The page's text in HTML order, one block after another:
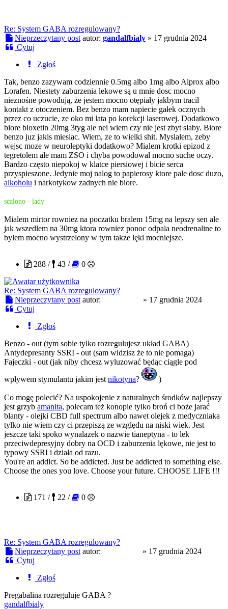
Re: System GABA rozregulowany?
Nieprzeczytany post autor: gandalfbialy» 17 grudnia 2024
Cytuj
Zgłoś
Tak, benzo zazywam codziennie 0.5mg albo 1mg albo Alprox albo
Lorafen. Niestety zaburzenia lekowe są u mnie dosc mocno
nieznośne powodują, że jestem mocno otępiały jakbym tracil
kontakt z otoczeniem. Bez benzo mam napiecie gałek ocznych
przez co uczucie, ze oko mi lata po korekcji laserowej. Dodatkowo
biore bioxetin 20mg 3tyg ale nei wiem czy nie jest zbyt slaby. Biore
benzo juz jakis miesiac. Wiem, ze to wielki shit. Myslalem, zeby
wejsc moze w neuroleptyki dodatkowo? Mialem krotki epizod z
tegretolem ale mam ZSO i chyba powodowal mocno suche oczy.
Bardzo często niepokoj w klatce piersiowej i bicie serca
przyspieszone. Jedynie moj nalog to papierosy ktore pale dosc duzo,
alkoholu i narkotykow zadnych nie biore.
scalono - lady
Mialem mirtor rowniez na poczatku bralem 15mg na lepszy sen ale
jak wszedlem na 30mg ktora rowniez ponoc odpala neodrenaline to
bylem mocno wystrzelony w tym takze lęki mocniejsze.
288 /
43 / 0
Re: System GABA rozregulowany?
Nieprzeczytany post autor: » 17 grudnia 2024
Cytuj
Zgłoś
Benzo - out (tym sobie tylko rozregulujesz układ GABA)
Antydepresanty SSRI - out (sam widzisz że to nie pomaga)
Fajeczki - out (jak niby chcesz wyluzować będąc ciągle pod
wpływem stymulantu jakim jest nikotyna? )
Co mogę polecić? Na uspokojenie z naturalnych środków najlepszy
jest grzyb amanita, polecam też konopie tylko broń ci boże jarać
blanty - olejki CBD full spectrum albo nawet olejek z medyczniaka
tylko nie wiem czy ci przepiszą ze względu na niski wiek. Jest
jeszcze taki spoko wynalazek o nazwie tianeptyna - to lek
przeciwdepresyjny dobry na OCD i zaburzenia lękowe, nie jest to
typowy SSRI i działa od razu.
You're an addict. So be addicted. Just be addicted to something else.
Choose the ones you love. Choose your future. CHOOSE LIFE !!!
171 /
22 / 0
Re: System GABA rozregulowany?
Nieprzeczytany post autor: » 17 grudnia 2024
Cytuj
Zgłoś
Pregabalina rozreguluje GABA ?
gandalfbialy